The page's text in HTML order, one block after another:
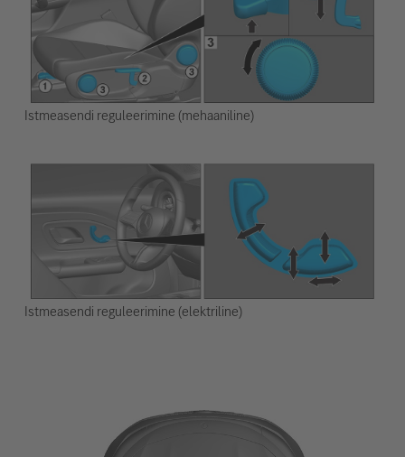
Istmeasendi reguleerimine (mehaaniline)
Istmeasendi reguleerimine (elektriline)